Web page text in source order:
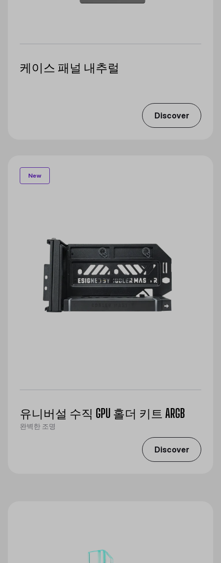
케이스 패널 내추럴
Discover
New
유니버설 수직 GPU 홀더 키트 ARGB
완벽한 조명
Discover